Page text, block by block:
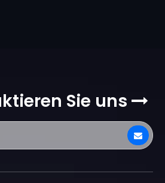
Sie uns 